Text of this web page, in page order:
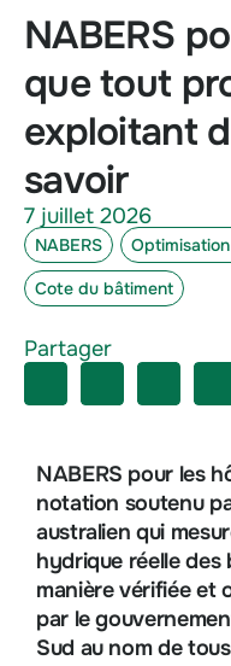
NABERS
que tout
exploitant
savoir
NABERS pour les
notation soutenu
australien qui
hydrique réelle
manière vérifiée et
par le
Sud au nom de
7 juillet 2026
NABERS
Cote du bâtiment
Partager